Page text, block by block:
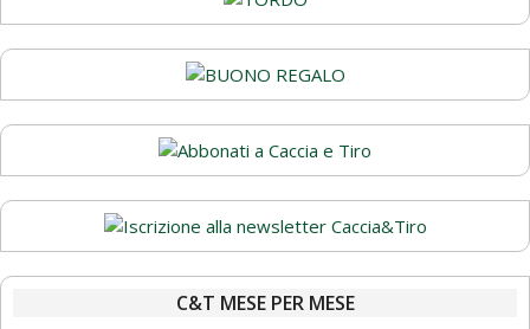
C&T MESE PER MESE